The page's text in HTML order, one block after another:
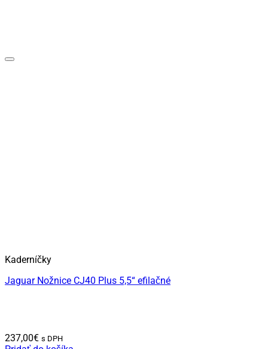
Kaderníčky
Jaguar Nožnice CJ40 Plus 5,5“ efilačné
237,00€ s DPH